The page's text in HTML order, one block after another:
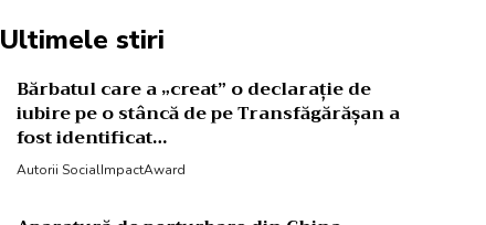
Ultimele stiri
Bărbatul care a „creat” o declarație de
iubire pe o stâncă de pe Transfăgărășan a
fost identificat…
Autorii SocialImpactAward